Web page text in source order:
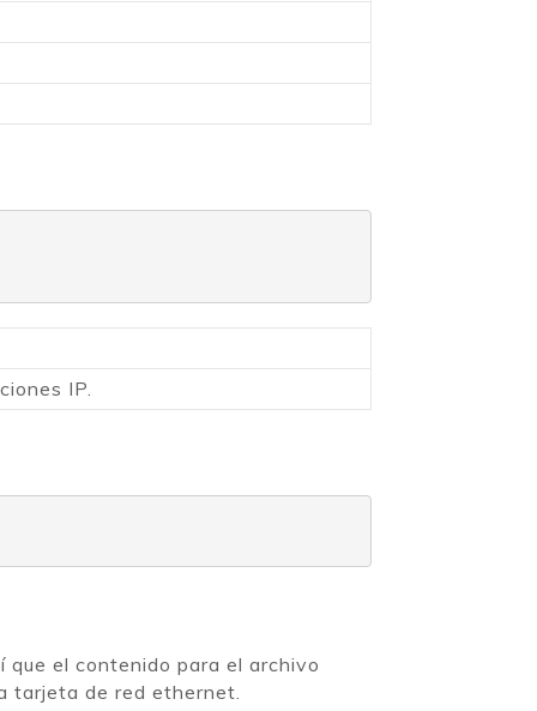
IP.
que el contenido para el archivo
tarjeta de red ethernet.